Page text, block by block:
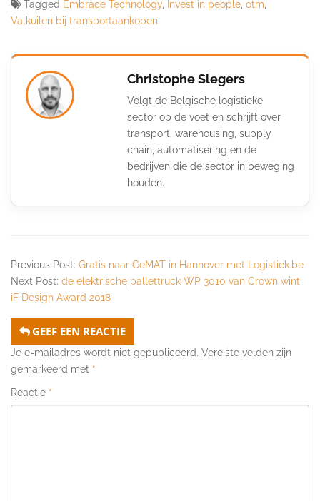
Tagged Embrace Technology, Invest in people otm
Valkuilen bij transportaankopen
Christophe Slegers
Volgt de Belgische logistieke
sector op de voet en schrijft over
transport, warehousing, supply
chain, automatisering en de
bedrijven die de sector in beweging
houden.
Previous Post: Gratis naar CeMAT in Hannover met Logistiek.be
Next Post: de elektrische pallettruck WP 3010 van Crown wint
iF Design Award 2018
GEEF EEN REACTIE
Je e-mailadres wordt niet gepubliceerd. Vereiste velden zijn
gemarkeerd met *
Reactie *